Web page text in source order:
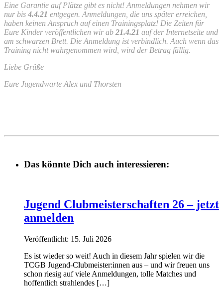
Eine Garantie auf Plätze gibt es nicht! Anmeldungen nehmen wir
nur bis 4.4.21 entgegen. Anmeldungen, die uns später erreichen,
haben keinen Anspruch auf einen Trainingsplatz! Die Zeiten für
Eure Kinder veröffentlichen wir ab 21.4.21 auf der Internetseite und
am schwarzen Brett. Die Anmeldung ist verbindlich. Auch wenn das
Training nicht wahrgenommen wird, wird der Betrag fällig.
Liebe Grüße
Eure Jugendwarte Alex und Thorsten
Das könnte Dich auch interessieren:
Jugend Clubmeisterschaften 26 – jetzt
anmelden
Veröffentlicht: 15. Juli 2026
Es ist wieder so weit! Auch in diesem Jahr spielen wir die
TCGB Jugend-Clubmeister:innen aus – und wir freuen uns
schon riesig auf viele Anmeldungen, tolle Matches und
hoffentlich strahlendes […]